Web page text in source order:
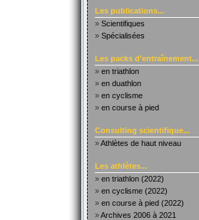
Les publications...
» Scientifiques
» Spécialisées
Les packs d'entraînement...
» en triathlon
» en duathlon
» en cyclisme
» en course à pied
Consulting scientifique...
»Athlètes de haut niveau
Les athlètes...
» en triathlon (2022)
» en cyclisme (2022)
» en course à pied (2022)
»Archives 2006 à 2021